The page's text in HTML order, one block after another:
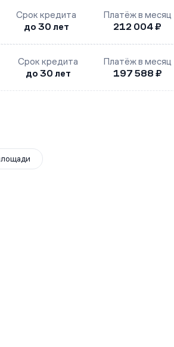
Срок кредита
до 30 лет
Платёж в месяц
212 004 ₽
Срок кредита
до 30 лет
Платёж в месяц
197 588 ₽